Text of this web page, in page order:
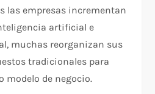
las empresas incrementan
artificial e
muchas reorganizan sus
tradicionales para
modelo de negocio.